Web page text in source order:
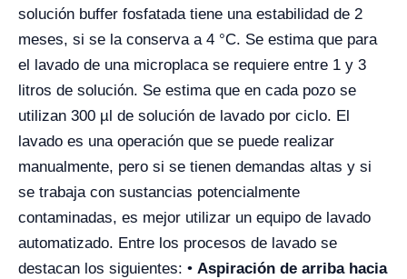
solución buffer fosfatada tiene una estabilidad de 2
meses, si se la conserva a 4 °C. Se estima que para
el lavado de una microplaca se requiere entre 1 y 3
litros de solución. Se estima que en cada pozo se
utilizan 300 µl de solución de lavado por ciclo. El
lavado es una operación que se puede realizar
manualmente, pero si se tienen demandas altas y si
se trabaja con sustancias potencialmente
contaminadas, es mejor utilizar un equipo de lavado
automatizado. Entre los procesos de lavado se
destacan los siguientes: • Aspiración de arriba hacia